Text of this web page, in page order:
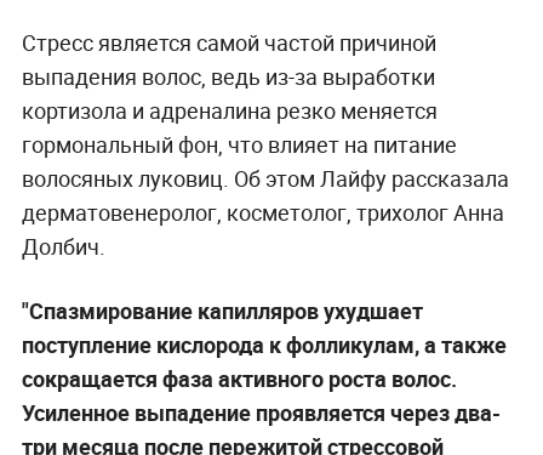
Стресс является самой частой причиной
выпадения волос, ведь из-за выработки
кортизола и адреналина резко меняется
гормональный фон, что влияет на питание
волосяных луковиц. Об этом Лайфу рассказала
дерматовенеролог, косметолог, трихолог Анна
Долбич.
"Спазмирование капилляров ухудшает
поступление кислорода к фолликулам, а также
сокращается фаза активного роста волос.
Усиленное выпадение проявляется через два-
три месяца после пережитой стрессовой